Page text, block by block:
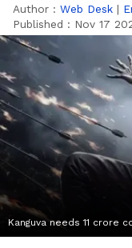
Author : Web Desk |
Published : Nov 17
Kanguva needs 11 crore